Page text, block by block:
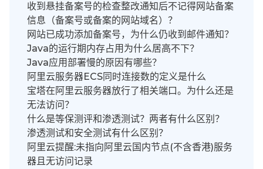
收到悬挂备案号的检查整改通知后不记得网站备案
信息（备案号或备案的网站域名）？
网站已成功添加备案号，为什么仍收到邮件通知？
Java的运行期内存占用为什么居高不下？
Java应用部署慢的原因有哪些？
阿里云服务器ECS同时连接数的定义是什么
宝塔在阿里云服务器放行了相关端口。为什么还是
无法访问？
什么是等保测评和渗透测试？两者有什么区别？
渗透测试和安全测试有什么区别？
阿里云提醒:未指向阿里云国内节点(不含香港)服务
器且无访问记录